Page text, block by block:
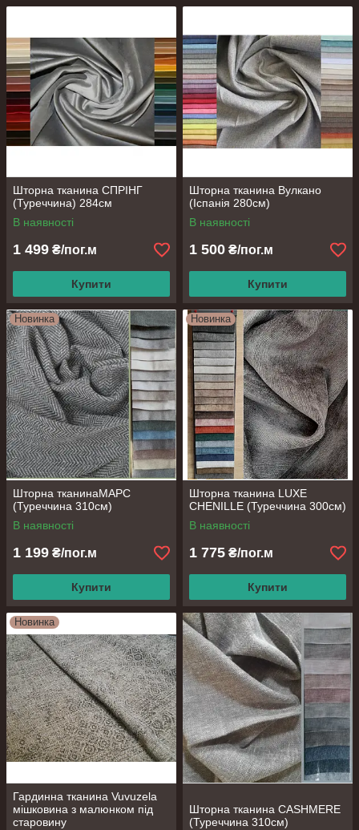
Шторна тканина СПРІНГ
(Туреччина) 284см
В наявності
1 499 ₴/пог.м
Купити
Шторна тканина Вулкано
(Іспанія 280см)
В наявності
1 500 ₴/пог.м
Купити
Новинка
Шторна тканинаМАРС
(Туреччина 310см)
В наявності
1 199 ₴/пог.м
Купити
Новинка
Шторна тканина LUXE
CHENILLE (Туреччина 300см)
В наявності
1 775 ₴/пог.м
Купити
Новинка
Гардинна тканина Vuvuzela
мішковина з малюнком під
старовину
Шторна тканина CASHMERE
(Туреччина 310см)